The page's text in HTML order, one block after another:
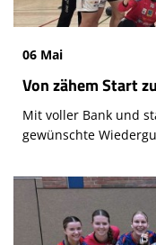
06 Mai
Von zähem Start
Mit voller Bank und
gewünschte